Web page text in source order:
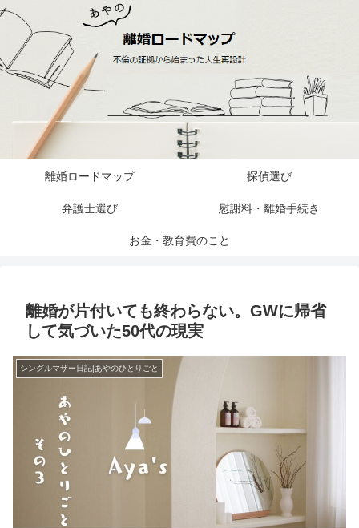
離婚ロードマップ 探偵選び
弁護士選び 慰謝料・離婚手続き
お金・教育費のこと
離婚が片付いても終わらない。GWに帰省
して気づいた50代の現実
シングルマザー日記|あやのひとりごと